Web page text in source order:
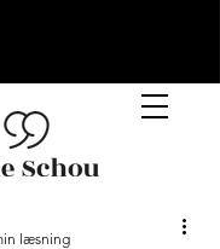
læsning